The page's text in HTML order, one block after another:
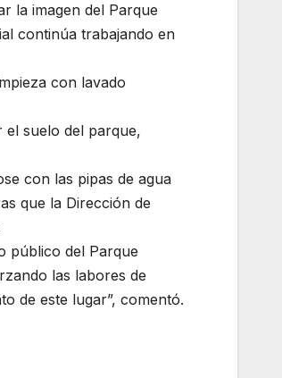
la imagen del Parque
continúa trabajando en
con lavado
el suelo del parque,
con las pipas de agua
que la Dirección de
público del Parque
las labores de
de este lugar”, comentó.